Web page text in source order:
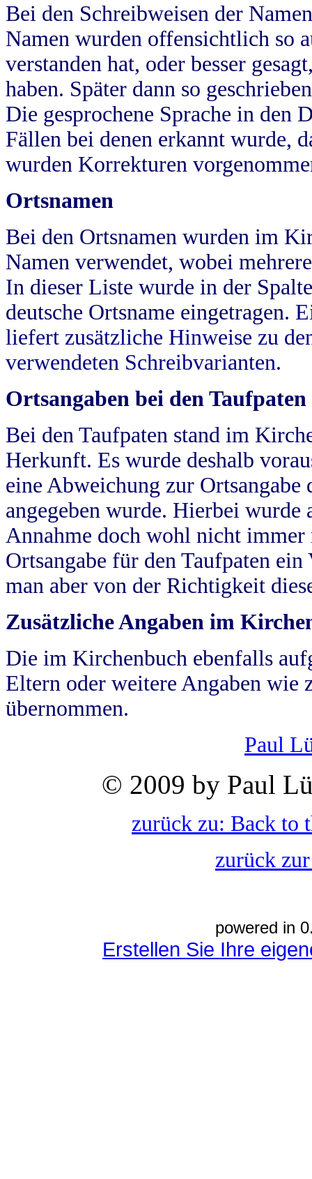
Bei den Schreibweisen der
Namen wurden offensichtlich so
verstanden hat, oder besser
haben. Später dann so
Die gesprochene Sprache in
Fällen bei denen erkannt wurde,
wurden Korrekturen
Ortsnamen
Bei den Ortsnamen wurden im
Namen verwendet, wobei
In dieser Liste wurde in der
deutsche Ortsname eingetragen.
liefert zusätzliche Hinweise zu
verwendeten Schreibvarianten.
Ortsangaben bei den Taufpaten
Bei den Taufpaten stand im
Herkunft. Es wurde deshalb
eine Abweichung zur
angegeben wurde. Hierbei wurde
Annahme doch wohl nicht
Ortsangabe für den Taufpaten
man aber von der Richtigkeit
Zusätzliche Angaben im
Die im Kirchenbuch ebenfalls
Eltern oder weitere Angaben wie
übernommen.
Paul
© 2009 by Paul
zurück zu: Back to
zurück
powered in
Erstellen Sie Ihre